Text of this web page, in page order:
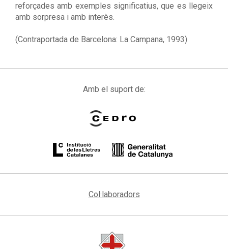
reforçades amb exemples significatius, que es llegeix
amb sorpresa i amb interès.
(Contraportada de Barcelona: La Campana, 1993)
Amb el suport de:
Col·laboradors